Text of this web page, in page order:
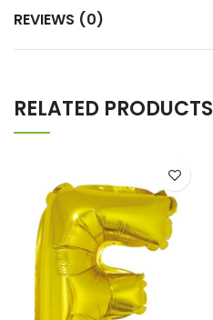
REVIEWS (0)
RELATED PRODUCTS